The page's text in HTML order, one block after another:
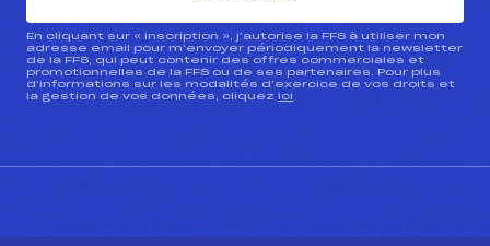
En cliquant sur « inscription », j’autorise la FFS à utiliser mon
adresse email pour m’envoyer périodiquement la newsletter
de la FFS, qui peut contenir des offres commerciales et
promotionnelles de la FFS ou de ses partenaires. Pour plus
d’informations sur les modalités d’exercice de vos droits et
la gestion de vos données, cliquez ici